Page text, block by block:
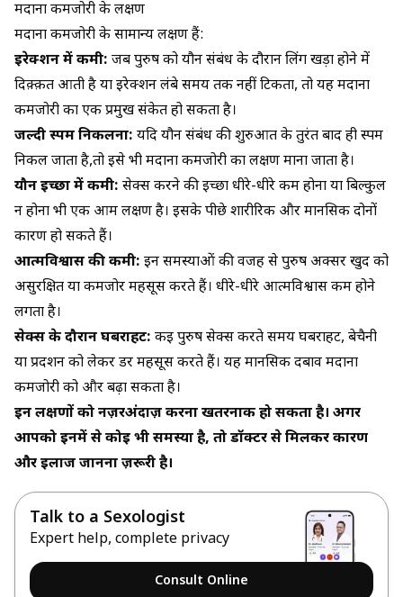
मर्दाना कमजोरी के लक्षण
मर्दाना कमजोरी के सामान्य लक्षण हैं:
इरेक्शन में कमी: जब पुरुष को यौन संबंध के दौरान लिंग खड़ा होने में
दिक़्क़त आती है या इरेक्शन लंबे समय तक नहीं टिकता, तो यह मर्दाना
कमजोरी का एक प्रमुख संकेत हो सकता है।
जल्दी स्पर्म निकलना: यदि यौन संबंध की शुरुआत के तुरंत बाद ही स्पर्म
निकल जाता है,तो इसे भी मर्दाना कमजोरी का लक्षण माना जाता है।
यौन इच्छा में कमी: सेक्स करने की इच्छा धीरे-धीरे कम होना या बिल्कुल
न होना भी एक आम लक्षण है। इसके पीछे शारीरिक और मानसिक दोनों
कारण हो सकते हैं।
आत्मविश्वास की कमी: इन समस्याओं की वजह से पुरुष अक्सर खुद को
असुरक्षित या कमजोर महसूस करते हैं। धीरे-धीरे आत्मविश्वास कम होने
लगता है।
सेक्स के दौरान घबराहट: कई पुरुष सेक्स करते समय घबराहट, बेचैनी
या प्रदर्शन को लेकर डर महसूस करते हैं। यह मानसिक दबाव मर्दाना
कमजोरी को और बढ़ा सकता है।
इन लक्षणों को नज़रअंदाज़ करना खतरनाक हो सकता है। अगर
आपको इनमें से कोई भी समस्या है, तो डॉक्टर से मिलकर कारण
और इलाज जानना ज़रूरी है।
Talk to a Sexologist
Expert help, complete privacy
Consult Online